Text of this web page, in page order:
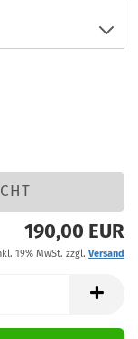
190,00 EUR
19% MwSt. zzgl. Versand